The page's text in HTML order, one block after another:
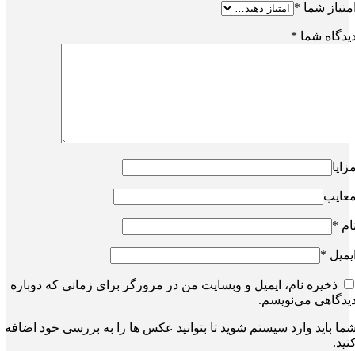
شما *
شما *
*
*
ذخیره نام، ایمیل و وبسایت من در مرورگر برای زمانی که دوباره
می‌نویسم.
باید وارد سیستم شوید تا بتوانید عکس ها را به بررسی خود اضافه